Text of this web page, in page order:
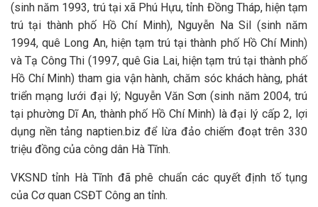
(sinh năm 1993, trú tại xã Phú Hựu, tỉnh Đồng Tháp, hiện tạm
trú tại thành phố Hồ Chí Minh), Nguyễn Na Sil (sinh năm
1994, quê Long An, hiện tạm trú tại thành phố Hồ Chí Minh)
và Tạ Công Thi (1997, quê Gia Lai, hiện tạm trú tại thành phố
Hồ Chí Minh) tham gia vận hành, chăm sóc khách hàng, phát
triển mạng lưới đại lý; Nguyễn Văn Sơn (sinh năm 2004, trú
tại phường Dĩ An, thành phố Hồ Chí Minh) là đại lý cấp 2, lợi
dụng nền tảng naptien.biz để lừa đảo chiếm đoạt trên 330
triệu đồng của công dân Hà Tĩnh.
VKSND tỉnh Hà Tĩnh đã phê chuẩn các quyết định tố tụng
của Cơ quan CSĐT Công an tỉnh.